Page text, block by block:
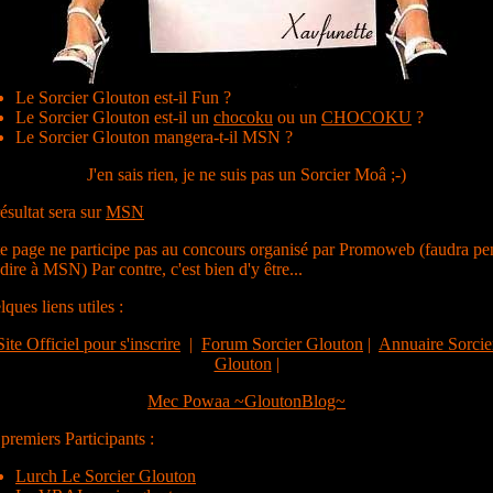
Le Sorcier Glouton est-il Fun ?
Le Sorcier Glouton est-il un chocoku ou un CHOCOKU ?
Le Sorcier Glouton mangera-t-il MSN ?
J'en sais rien, je ne suis pas un Sorcier Moâ ;-)
sera surMSN
page ne participe pas au concours organisé par Promoweb (faudra
à MSN) Par contre, c'est bien d'y être...
liens utiles :
Officiel pour s'inscrire | Forum Sorcier Glouton | Annuaire
Glouton |
Mec Powaa ~GloutonBlog~
Participants :
Lurch Le Sorcier Glouton